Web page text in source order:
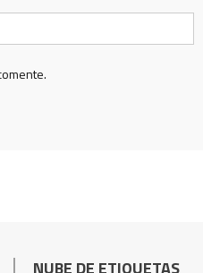
NUBE DE ETIQUETAS